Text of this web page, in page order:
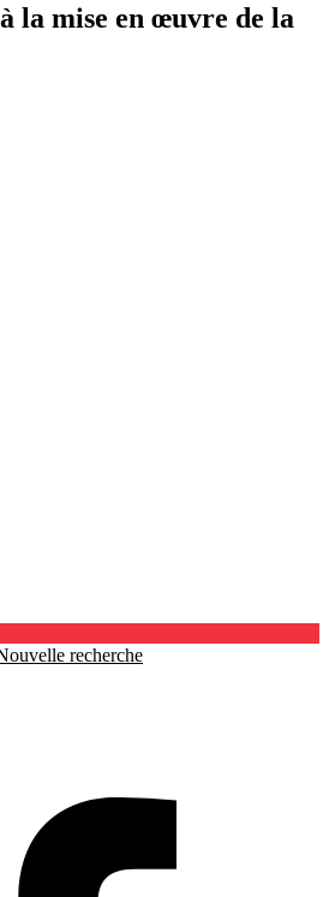
la mise en œuvre de la
recherche